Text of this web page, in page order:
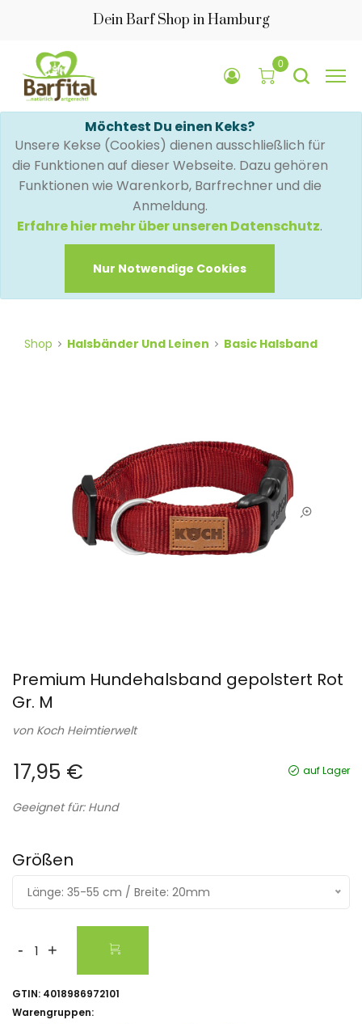
Dein Barf Shop in Hamburg
0
Möchtest Du einen Keks?
Unsere Kekse (Cookies) dienen ausschließlich für
die Funktionen auf dieser Webseite. Dazu gehören
Funktionen wie Warenkorb, Barfrechner und die
Anmeldung.
Erfahre hier mehr über unseren Datenschutz.
Nur Notwendige Cookies
Shop Halsbänder Und Leinen Basic Halsband
Premium Hundehalsband gepolstert Rot
Gr. M
von Koch Heimtierwelt
17,95 € auf Lager
Geeignet für: Hund
Größen
Länge: 35-55 cm / Breite: 20mm
- +
GTIN: 4018986972101
Warengruppen: